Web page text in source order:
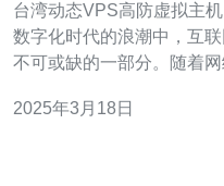
台湾动态VPS高防虚拟主机：
数字化时代的浪潮中，互
不可或缺的一部分。随着
动态VPS高防虚拟主机应运而生。 台湾动态
2025年3月18日